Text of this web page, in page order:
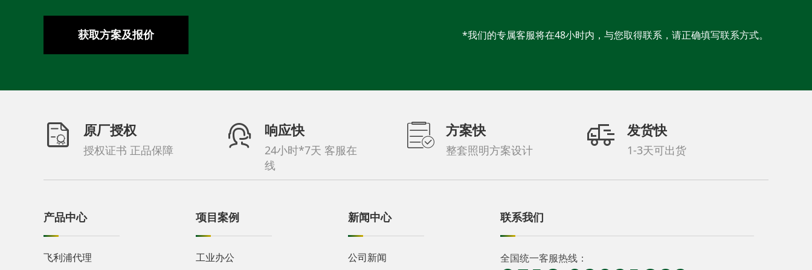
获取方案及报价 *我们的专属客服将在48小时内，与您取得联系，请正确填写联系方式。
原厂授权
授权证书 正品保障
响应快
24小时*7天 客服在
线
方案快
整套照明方案设计
发货快
1-3天可出货
产品中心
飞利浦代理
项目案例
工业办公
新闻中心
公司新闻
联系我们
全国统一客服热线：